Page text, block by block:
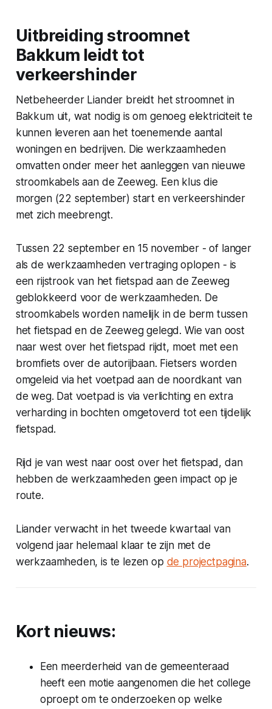
Uitbreiding stroomnet
Bakkum leidt tot
verkeershinder
Netbeheerder Liander breidt het stroomnet in
Bakkum uit, wat nodig is om genoeg elektriciteit te
kunnen leveren aan het toenemende aantal
woningen en bedrijven. Die werkzaamheden
omvatten onder meer het aanleggen van nieuwe
stroomkabels aan de Zeeweg. Een klus die
morgen (22 september) start en verkeershinder
met zich meebrengt.
Tussen 22 september en 15 november - of langer
als de werkzaamheden vertraging oplopen - is
een rijstrook van het fietspad aan de Zeeweg
geblokkeerd voor de werkzaamheden. De
stroomkabels worden namelijk in de berm tussen
het fietspad en de Zeeweg gelegd. Wie van oost
naar west over het fietspad rijdt, moet met een
bromfiets over de autorijbaan. Fietsers worden
omgeleid via het voetpad aan de noordkant van
de weg. Dat voetpad is via verlichting en extra
verharding in bochten omgetoverd tot een tijdelijk
fietspad.
Rijd je van west naar oost over het fietspad, dan
hebben de werkzaamheden geen impact op je
route.
Liander verwacht in het tweede kwartaal van
volgend jaar helemaal klaar te zijn met de
werkzaamheden, is te lezen op de projectpagina.
Kort nieuws:
Een meerderheid van de gemeenteraad
heeft een motie aangenomen die het college
oproept om te onderzoeken op welke